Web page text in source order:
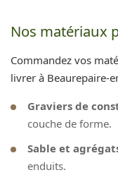
Nos matériaux
Commandez vos
livrer à Beaurepaire-
Graviers de
couche de forme.
Sable et
enduits.